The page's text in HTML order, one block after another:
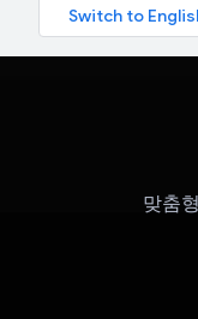
맞춤